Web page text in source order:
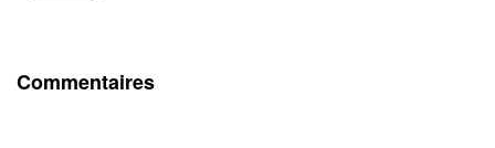
Commentaires